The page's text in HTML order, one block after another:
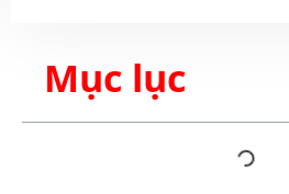
Mục lục